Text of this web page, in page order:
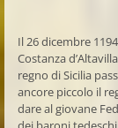
Il 26 dicembre
Costanza
regno di Sicilia
ancore piccolo il
dare al giovane